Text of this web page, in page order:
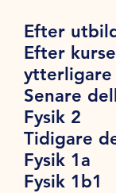
Efter
Efter
ytterligare
Senare
Fysik 2
Tidigare
Fysik 1a
Fysik 1b1